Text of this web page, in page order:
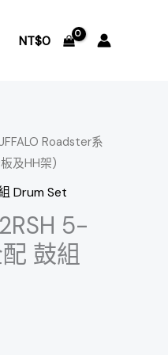
NT$0
Roadster系
及HH架)
Drum Set
5-
鼓組